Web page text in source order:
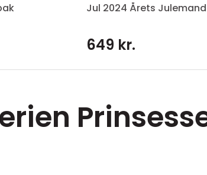
Jul 2024 Årets Julemand
649 kr.